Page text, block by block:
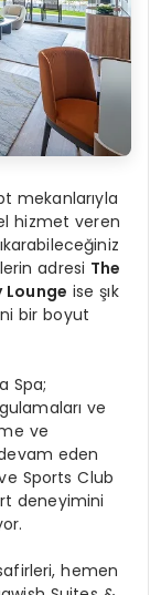
mekanlarıyla
hizmet veren
adresi The
Lounge ise şık
bir boyut
Spa;
ve
ve
eden
Sports Club
deneyimini
hemen